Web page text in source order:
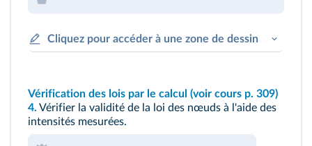
Cliquez pour accéder à une zone de dessin
Vérification des lois par le calcul (voir cours p. 309)
4. Vérifier la validité de la loi des nœuds à l'aide des
intensités mesurées.